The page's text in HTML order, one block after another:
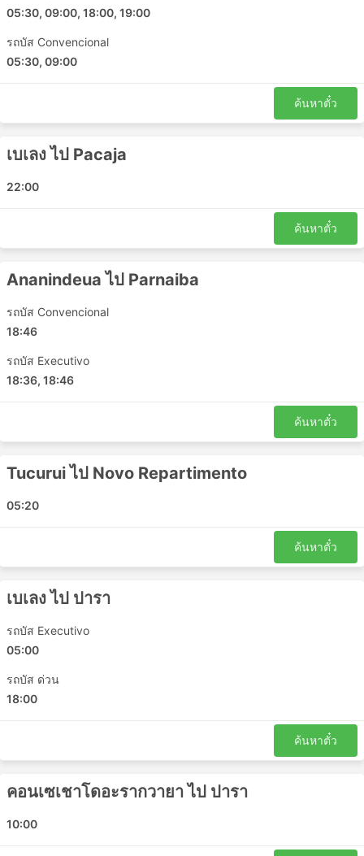
Dom Eliseu Bus Station
Conceicao do Araguaia
Goianesia do Para
Sao Luis
Sao Miguel Guama Bus Station
Tailandia
Maraba Bus Station
Parauapebas
Santa Ines Bus Station
Vitoria Do Mearim
Pinheiro
Acara
Moju
Santa Helena
Tracuateua
Ulianopolis
Nova Olinda do Maranhao
Boa Esperanca จุดหมายยอดนิยม
รถบัสของ Boa Esperancaมีวิ่งหลายเส้นทาง และนี่คือ
รายการของเส้นทางที่ได้รับความนิยมมากที่สุด:
05:30, 09:00, 18:00, 19:00
รถบัส Convencional
05:30, 09:00
ค้นหาตั๋ว
เบเลง ไป Pacaja
22:00
ค้นหาตั๋ว
Ananindeua ไป Parnaiba
รถบัส Convencional
18:46
รถบัส Executivo
18:36, 18:46
ค้นหาตั๋ว
Tucurui ไป Novo Repartimento
05:20
ค้นหาตั๋ว
เบเลง ไป ปารา
รถบัส Executivo
05:00
รถบัส ด่วน
18:00
ค้นหาตั๋ว
คอนเซเชาโดอะรากวายา ไป ปารา
10:00